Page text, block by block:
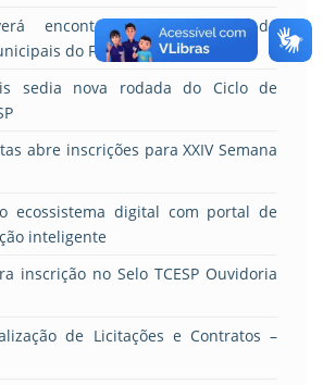
encontro de Formação de
do FUNDEB e de Saúde
sedia nova rodada do Ciclo de
abre inscrições para XXIV Semana
ecossistema digital com portal de
inteligente
inscrição no Selo TCESP Ouvidoria
de Licitações e Contratos –